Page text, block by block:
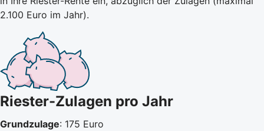
2.100 Euro im Jahr).
Riester-Zulagen pro Jahr
Grundzulage: 175 Euro